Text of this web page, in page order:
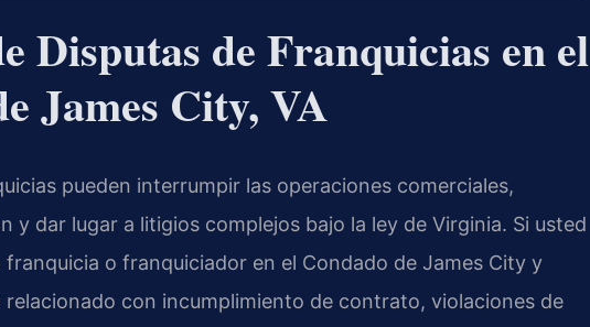
Disputas de Franquicias en el
James City, VA
pueden interrumpir las operaciones comerciales,
y dar lugar a litigios complejos bajo la ley de Virginia. Si usted
o franquiciador en el Condado de James City y
con incumplimiento de contrato, violaciones de